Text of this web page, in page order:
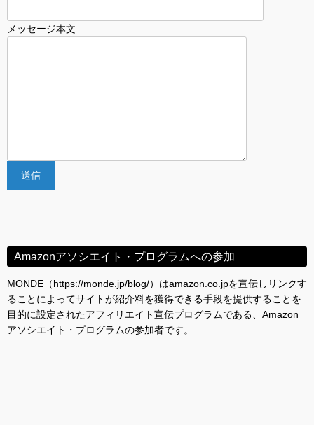
メッセージ本文
Amazonアソシエイト・プログラムへの参加
MONDE（https://monde.jp/blog/）はamazon.co.jpを宣伝しリンクす
ることによってサイトが紹介料を獲得できる手段を提供することを
目的に設定されたアフィリエイト宣伝プログラムである、Amazon
アソシエイト・プログラムの参加者です。